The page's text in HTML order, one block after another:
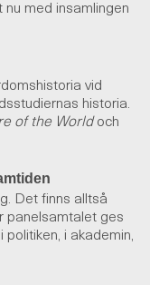
med insamlingen
vid
historia.
of the Worldoch
Det finns alltså
panelsamtalet ges
i akademin,